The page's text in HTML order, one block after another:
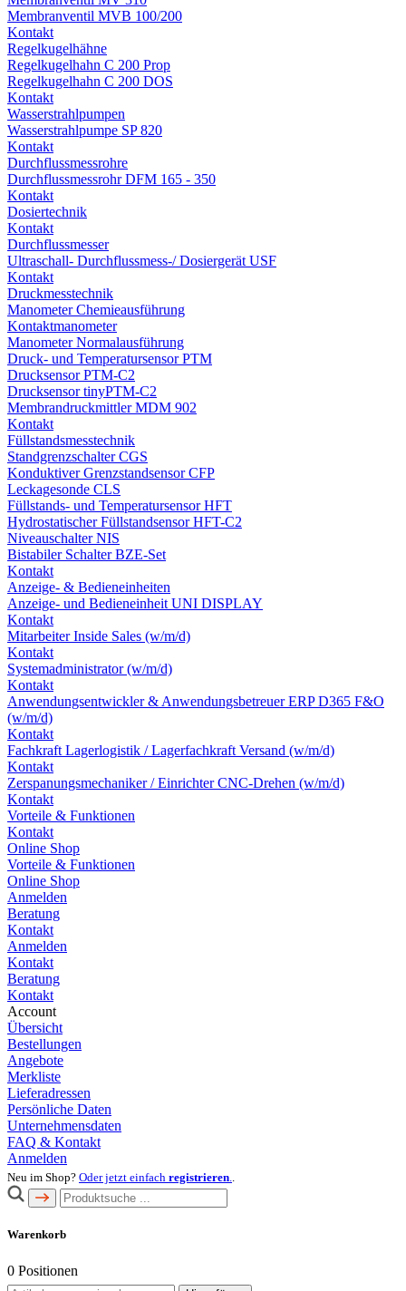
Membranventil MVB 100/200
Kontakt
Regelkugelhähne
Regelkugelhahn C 200 Prop
Regelkugelhahn C 200 DOS
Kontakt
Wasserstrahlpumpen
Wasserstrahlpumpe SP 820
Kontakt
Durchflussmessrohre
Durchflussmessrohr DFM 165 - 350
Kontakt
Dosiertechnik
Kontakt
Durchflussmesser
Ultraschall- Durchflussmess-/ Dosiergerät USF
Kontakt
Druckmesstechnik
Manometer Chemieausführung
Kontaktmanometer
Manometer Normalausführung
Druck- und Temperatursensor PTM
Drucksensor PTM-C2
Drucksensor tinyPTM-C2
Membrandruckmittler MDM 902
Kontakt
Füllstandsmesstechnik
Standgrenzschalter CGS
Konduktiver Grenzstandsensor CFP
Leckagesonde CLS
Füllstands- und Temperatursensor HFT
Hydrostatischer Füllstandsensor HFT-C2
Niveauschalter NIS
Bistabiler Schalter BZE-Set
Kontakt
Anzeige- & Bedieneinheiten
Anzeige- und Bedieneinheit UNI DISPLAY
Kontakt
Mitarbeiter Inside Sales (w/m/d)
Kontakt
Systemadministrator (w/m/d)
Kontakt
Anwendungsentwickler & Anwendungsbetreuer ERP D365 F&O
(w/m/d)
Kontakt
Fachkraft Lagerlogistik / Lagerfachkraft Versand (w/m/d)
Kontakt
Zerspanungsmechaniker / Einrichter CNC-Drehen (w/m/d)
Kontakt
Vorteile & Funktionen
Kontakt
Online Shop
Vorteile & Funktionen
Online Shop
Anmelden
Beratung
Kontakt
Anmelden
Kontakt
Beratung
Kontakt
Account
Übersicht
Bestellungen
Angebote
Merkliste
Lieferadressen
Persönliche Daten
Unternehmensdaten
FAQ & Kontakt
Anmelden
Neu im Shop? Oder jetzt einfach registrieren..
Warenkorb
0 Positionen